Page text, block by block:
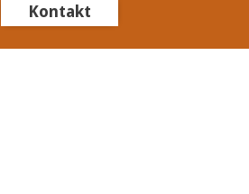
Kontakt